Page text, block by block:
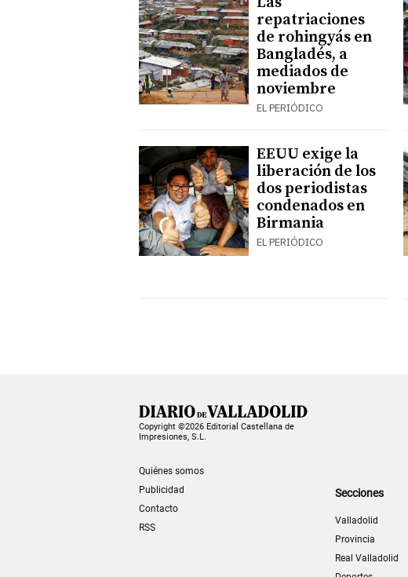
repatriaciones
de rohingyás en
Bangladés, a
mediados de
noviembre
EL PERIÓDICO
EEUU exige la
liberación de los
dos periodistas
condenados en
Birmania
EL PERIÓDICO
Copyright ©2026 Editorial Castellana de
Impresiones, S.L.
Quiénes somos
Publicidad
Contacto
RSS
Secciones
Valladolid
Provincia
Real Valladolid